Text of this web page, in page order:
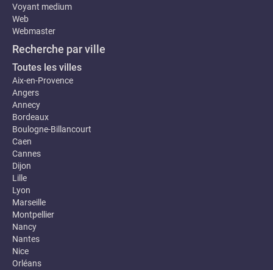
Voyant medium
Web
Webmaster
Recherche par ville
Toutes les villes
Aix-en-Provence
Angers
Annecy
Bordeaux
Boulogne-Billancourt
Caen
Cannes
Dijon
Lille
Lyon
Marseille
Montpellier
Nancy
Nantes
Nice
Orléans